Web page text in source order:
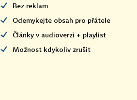
Bez reklam
Odemykejte obsah pro přátele
Články v audioverzi + playlist
Možnost kdykoliv zrušit